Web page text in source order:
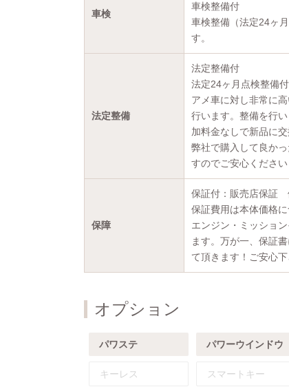
車検
車検整備付
車検整備（法定24ヶ
す。
法定整備
法定整備付
法定24ヶ月点検整備付
アメ車に対し非常に
行います。整備を行
加料金なしで新品に
弊社で購入して良か
すのでご安心ください
保障
保証付：販売店保証
保証費用は本体価格
エンジン・ミッショ
ます。万が一、保証
て頂きます！ご安心下
オプション
パワステ パワーウインドウ
キーレス スマートキー